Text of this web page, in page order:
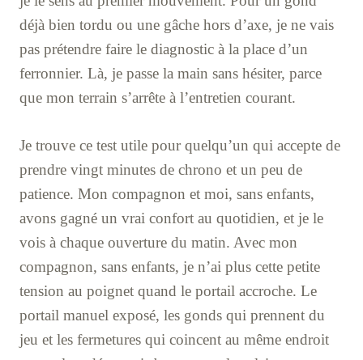
déjà bien tordu ou une gâche hors d’axe, je ne vais
pas prétendre faire le diagnostic à la place d’un
ferronnier. Là, je passe la main sans hésiter, parce
que mon terrain s’arrête à l’entretien courant.
Je trouve ce test utile pour quelqu’un qui accepte de
prendre vingt minutes de chrono et un peu de
patience. Mon compagnon et moi, sans enfants,
avons gagné un vrai confort au quotidien, et je le
vois à chaque ouverture du matin. Avec mon
compagnon, sans enfants, je n’ai plus cette petite
tension au poignet quand le portail accroche. Le
portail manuel exposé, les gonds qui prennent du
jeu et les fermetures qui coincent au même endroit